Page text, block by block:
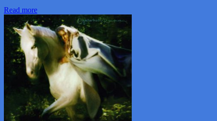
Read more